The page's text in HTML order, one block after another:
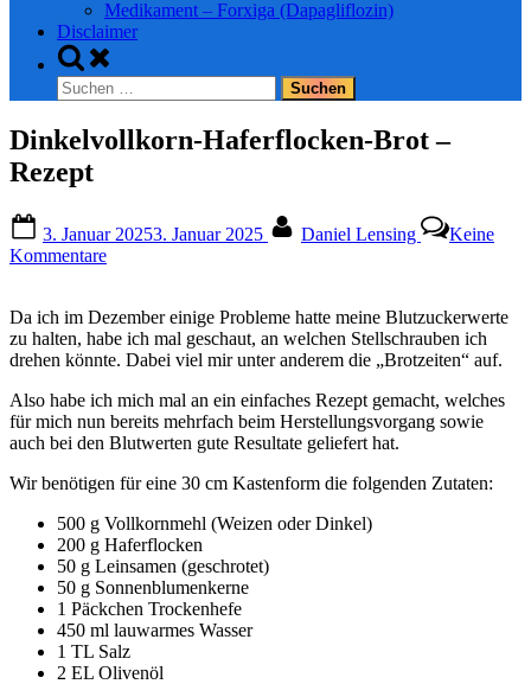
Medikament – Forxiga (Dapagliflozin)
Disclaimer
Toggle
search
form
Suchen
nach:
Dinkelvollkorn-Haferflocken-Brot –
Rezept
on
3. Januar 20253. Januar 2025 Daniel Lensing
Keine
Kommentarezu
Brot
–
Rezept
Da ich im Dezember einige Probleme hatte meine Blutzuckerwerte
zu halten, habe ich mal geschaut, an welchen Stellschrauben ich
drehen könnte. Dabei viel mir unter anderem die „Brotzeiten“ auf.
Also habe ich mich mal an ein einfaches Rezept gemacht, welches
für mich nun bereits mehrfach beim Herstellungsvorgang sowie
auch bei den Blutwerten gute Resultate geliefert hat.
Wir benötigen für eine 30 cm Kastenform die folgenden Zutaten:
500 g Vollkornmehl (Weizen oder Dinkel)
200 g Haferflocken
50 g Leinsamen (geschrotet)
50 g Sonnenblumenkerne
1 Päckchen Trockenhefe
450 ml lauwarmes Wasser
1 TL Salz
2 EL Olivenöl